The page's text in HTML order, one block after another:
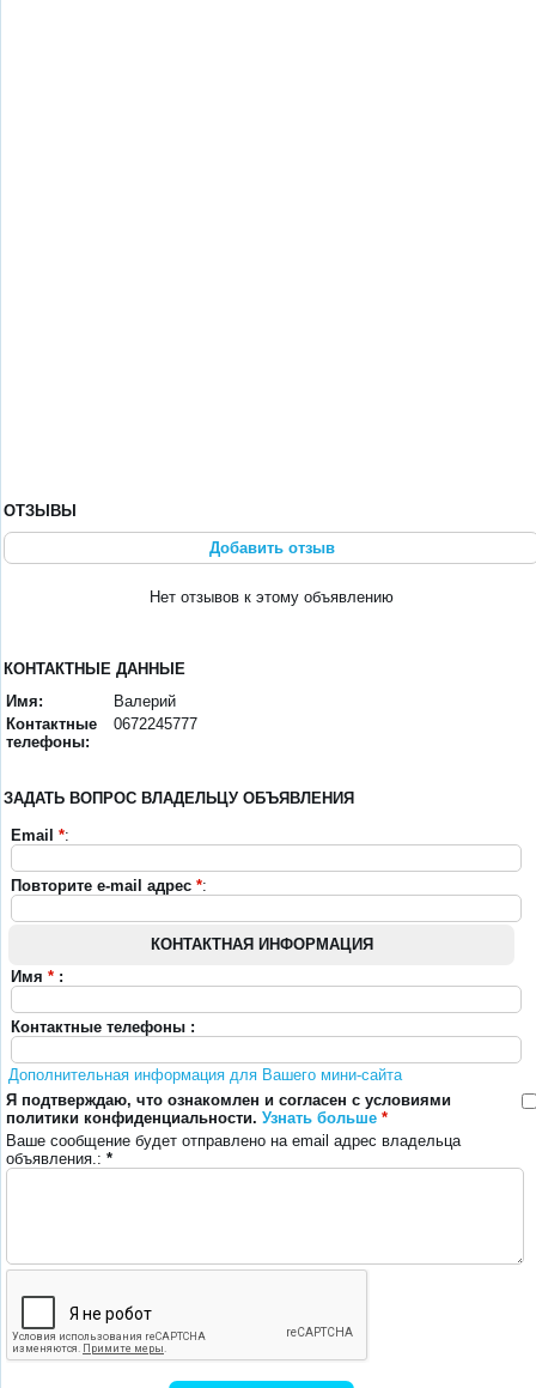
ОТЗЫВЫ
Добавить отзыв
Нет отзывов к этому объявлению
КОНТАКТНЫЕ ДАННЫЕ
Имя:
Валерий
Контактные
телефоны:
0672245777
ЗАДАТЬ ВОПРОС ВЛАДЕЛЬЦУ ОБЪЯВЛЕНИЯ
Email *:
Повторите e-mail адрес *:
КОНТАКТНАЯ ИНФОРМАЦИЯ
Имя * :
Контактные телефоны :
Дополнительная информация для Вашего мини-сайта
Я подтверждаю, что ознакомлен и согласен с условиями
политики конфиденциальности. Узнать больше *
Ваше сообщение будет отправлено на email адрес владельца
объявления.: *